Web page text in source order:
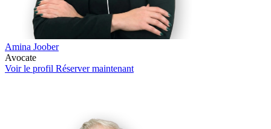
Amina Joober
Avocate
Voir le profil Réserver maintenant